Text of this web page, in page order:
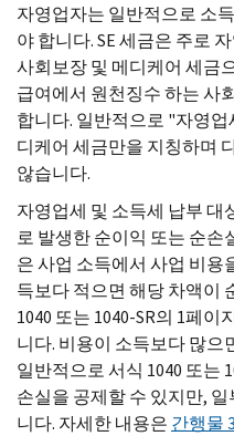
자영업자는 일반적으로 소
야 합니다.SE세금은 주로
사회보장 및 메디케어 세금
급여에서 원천징수 하는 사
합니다. 일반적으로 "자영
디케어 세금만을 지칭하며
않습니다.
자영업세 및 소득세 납부
로 발생한 순이익 또는 순손
은 사업 소득에서 사업 비용
득보다 적으면 해당 차액이
1040 또는 1040-SR의 1페이
니다. 비용이 소득보다 많으
일반적으로 서식 1040 또는
손실을 공제할 수 있지만,
니다. 자세한 내용은 간행물